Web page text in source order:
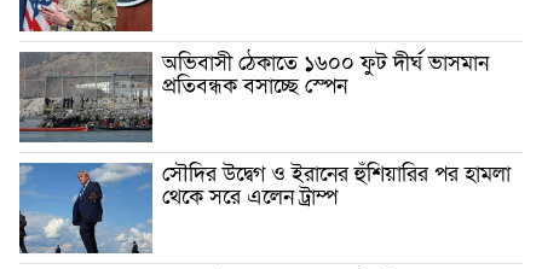
অভিবাসী ঠেকাতে ১৬০০ ফুট দীর্ঘ ভাসমান
প্রতিবন্ধক বসাচ্ছে স্পেন
সৌদির উদ্বেগ ও ইরানের হুঁশিয়ারির পর হামলা
থেকে সরে এলেন ট্রাম্প